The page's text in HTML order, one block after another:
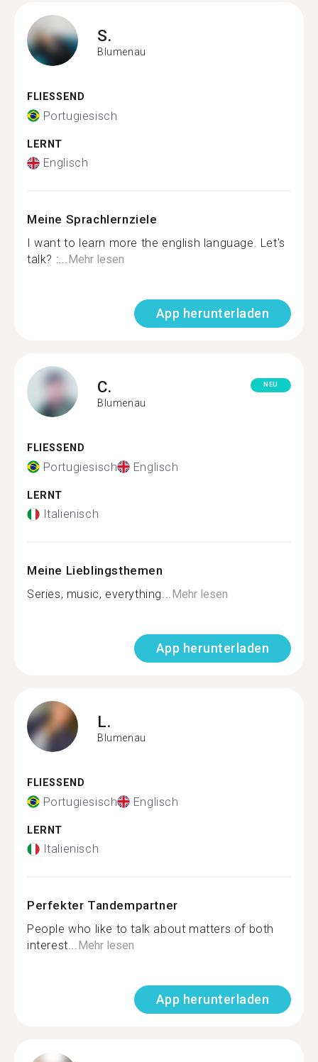
S.
Blumenau
FLIESSEND
Portugiesisch
LERNT
Englisch
Meine Sprachlernziele
I want to learn more the english language. Let's
talk? :...Mehr lesen
App herunterladen
C.
Blumenau
NEU
FLIESSEND
Portugiesisch Englisch
LERNT
Italienisch
Meine Lieblingsthemen
Series, music, everything...Mehr lesen
App herunterladen
L.
Blumenau
FLIESSEND
Portugiesisch Englisch
LERNT
Italienisch
Perfekter Tandempartner
People who like to talk about matters of both
interest...Mehr lesen
App herunterladen